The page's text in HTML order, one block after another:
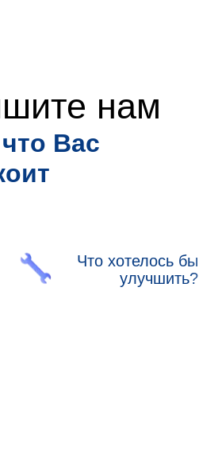
нам
Вас
Что хотелось бы
улучшить?